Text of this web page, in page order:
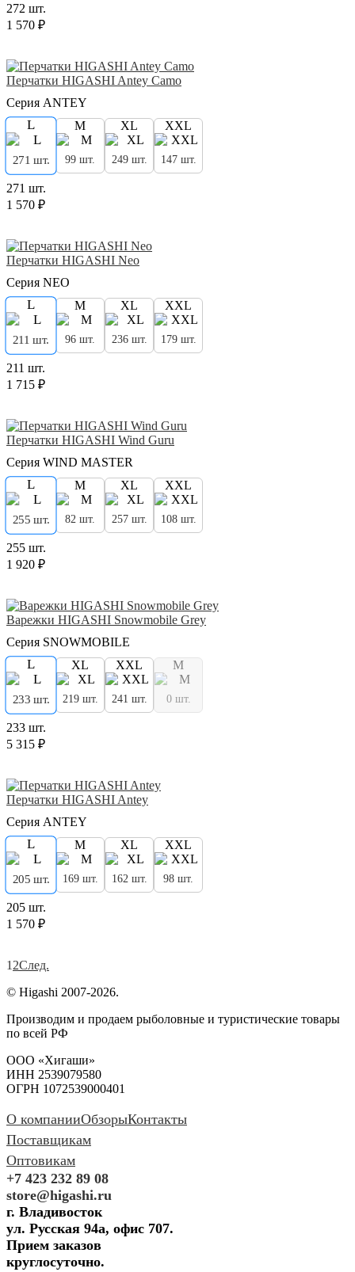
272 шт.
1 570 ₽
Перчатки HIGASHI Antey Camo
Серия ANTEY
L
271 шт.
M
99 шт.
XL
249 шт.
XXL
147 шт.
271 шт.
1 570 ₽
Перчатки HIGASHI Neo
Серия NEO
L
211 шт.
M
96 шт.
XL
236 шт.
XXL
179 шт.
211 шт.
1 715 ₽
Перчатки HIGASHI Wind Guru
Серия WIND MASTER
L
255 шт.
M
82 шт.
XL
257 шт.
XXL
108 шт.
255 шт.
1 920 ₽
Варежки HIGASHI Snowmobile Grey
Серия SNOWMOBILE
L
233 шт.
XL
219 шт.
XXL
241 шт.
M
0 шт.
233 шт.
5 315 ₽
Перчатки HIGASHI Antey
Серия ANTEY
L
205 шт.
M
169 шт.
XL
162 шт.
XXL
98 шт.
205 шт.
1 570 ₽
1 2След.
© Higashi 2007-2026.
Производим и продаем рыболовные и туристические товары
по всей РФ
ООО «Хигаши»
ИНН 2539079580
ОГРН 1072539000401
О компанииОбзорыКонтакты
Поставщикам
Оптовикам
+7 423 232 89 08
store@higashi.ru
г. Владивосток
ул. Русская 94а, офис 707.
Прием заказов
круглосуточно.